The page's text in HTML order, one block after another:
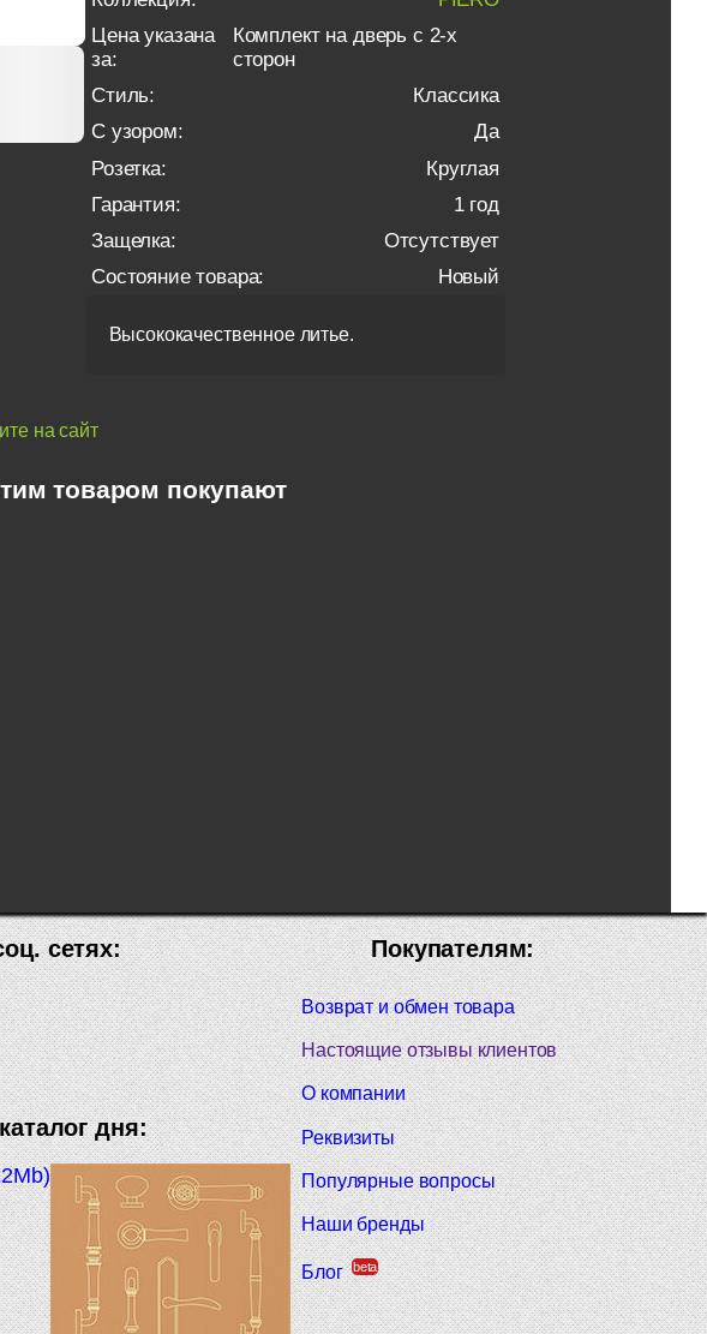
Цена указана
за:
Комплект на дверь с 2-х
сторон
Стиль:
Классика
С узором:
Да
Розетка:
Круглая
Гарантия:
1 год
Защелка:
Отсутствует
Состояние товара:
Новый
Высококачественное литье.
на сайт
товаром покупают
Покупателям:
Возврат и обмен товара
Настоящие отзывы клиентов
О компании
Реквизиты
Популярные вопросы
Наши бренды
Блог beta
сетях:
дня: